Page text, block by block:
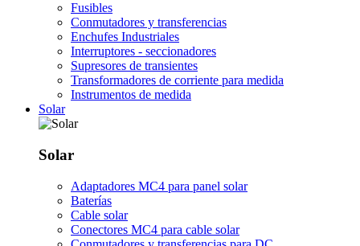
Fusibles
Conmutadores y transferencias
Enchufes Industriales
Interruptores - seccionadores
Supresores de transientes
Transformadores de corriente para medida
Instrumentos de medida
Solar
Solar
Adaptadores MC4 para panel solar
Baterías
Cable solar
Conectores MC4 para cable solar